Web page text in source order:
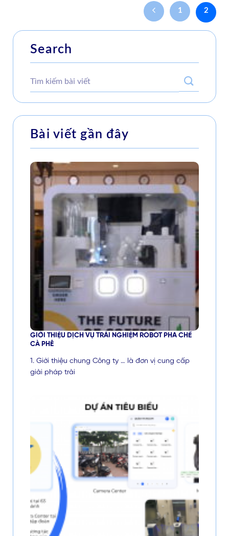
1 2
Search
Bài viết gần đây
GIỚI THIỆU DỊCH VỤ TRẢI NGHIỆM ROBOT PHA CHẾ
CÀ PHÊ
1. Giới thiệu chung Công ty … là đơn vị cung cấp
giải pháp trải